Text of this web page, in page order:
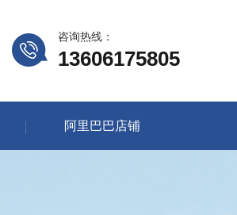
咨询热线：
13606175805
阿里巴巴店铺